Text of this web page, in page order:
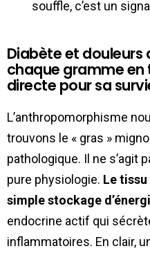
souffle, c’est un
Diabète et douleurs
chaque gramme
directe pour sa
L’anthropomorphisme
trouvons le « gras »
pathologique. Il ne s’agit
pure physiologie. Le tissu
simple stockage
endocrine actif qui
inflammatoires. En clair,